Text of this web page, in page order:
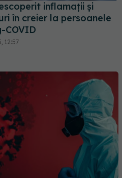
inflamaţii și
în creier la persoanele
COVID
12:57